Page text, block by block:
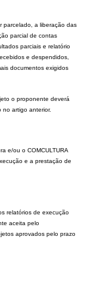
parcelado, a liberação das
parcial de contas
parciais e relatório
e despendidos,
documentos exigidos
o proponente deverá
artigo anterior.
e/ou o COMCULTURA
e a prestação de
relatórios de execução
aceita pelo
aprovados pelo prazo